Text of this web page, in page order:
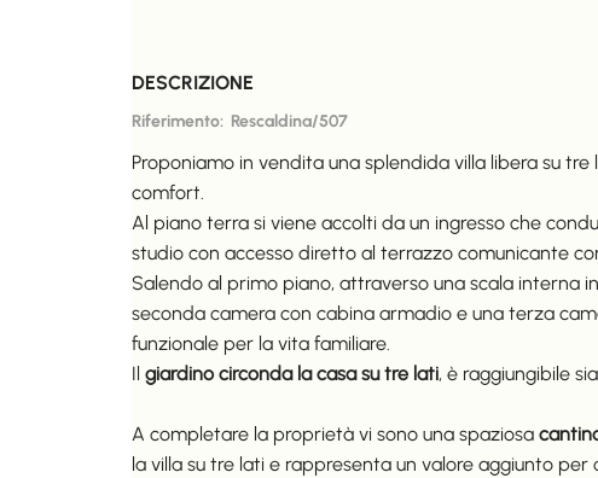
DESCRIZIONE
Riferimento: Rescaldina/507
Proponiamo in vendita una splendida villa libera su
comfort.
Al piano terra si viene accolti da un ingresso che
studio con accesso diretto al terrazzo comunicante
Salendo al primo piano, attraverso una scala interna
seconda camera con cabina armadio e una terza
funzionale per la vita familiare.
Il giardino circonda la casa su tre lati, è raggiungibile
A completare la proprietà vi sono una spaziosa
la villa su tre lati e rappresenta un valore aggiunto per